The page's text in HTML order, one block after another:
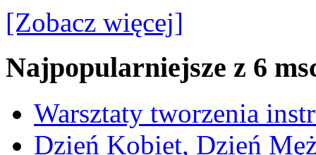
[Zobacz więcej]
Najpopularniejsze z 6
Warsztaty tworzenia
Dzień Kobiet, Dzień